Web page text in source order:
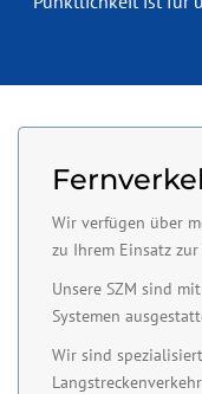
Wir verfügen über
zu Ihrem Einsatz
Unsere SZM sind
Systemen
Wir sind